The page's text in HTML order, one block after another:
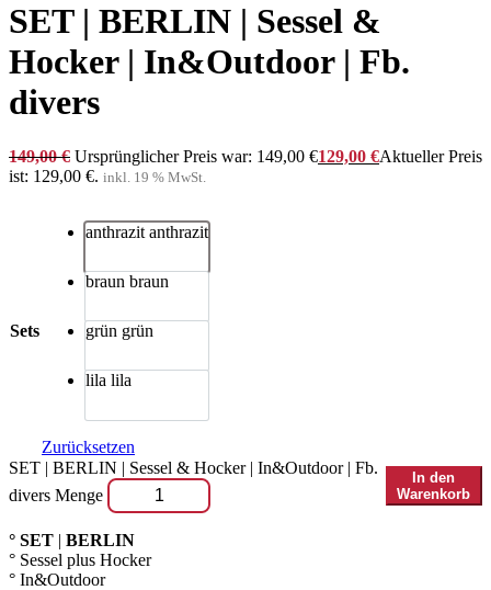
SET | BERLIN | Sessel &
Hocker | In&Outdoor | Fb.
divers
149,00€ Ursprünglicher Preis war: 149,00 €129,00 €Aktueller Preis
ist: 129,00 €. inkl. 19 % MwSt.
Sets
anthrazit anthrazit
braun braun
grün grün
lila lila
Zurücksetzen
SET | BERLIN | Sessel & Hocker | In&Outdoor | Fb.
divers Menge
In den
Warenkorb
° SET | BERLIN
° Sessel plus Hocker
° In&Outdoor